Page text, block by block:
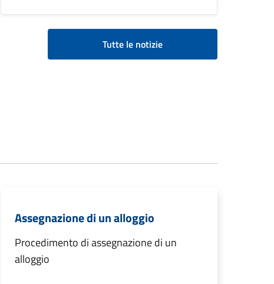
Tutte le notizie
Assegnazione di un alloggio
Procedimento di assegnazione di un
alloggio